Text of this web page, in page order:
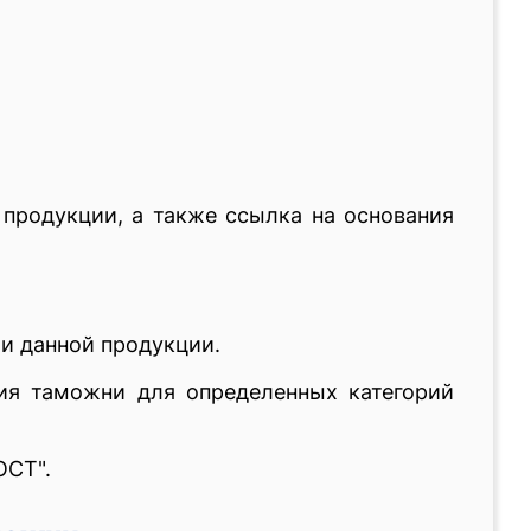
а также ссылка на основания
данной продукции.
таможни для определенных категорий